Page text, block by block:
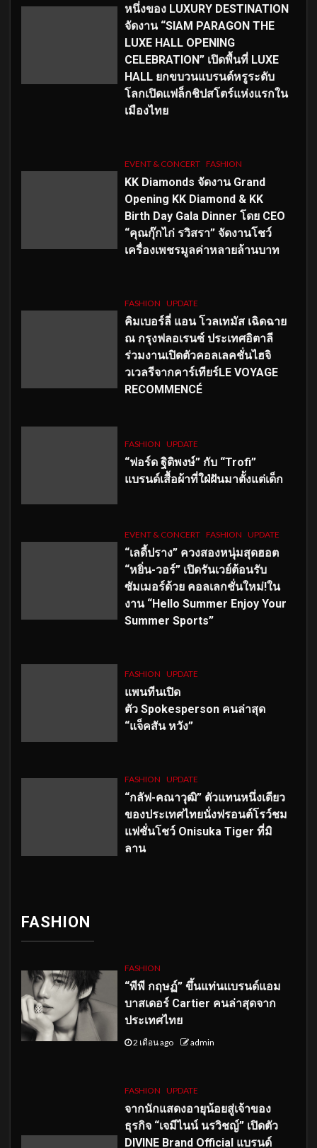
หนึ่งของ LUXURY DESTINATION
จัดงาน “SIAM PARAGON THE
LUXE HALL OPENING
CELEBRATION” เปิดพื้นที่ LUXE
HALL ยกขบวนแบรนด์หรูระดับ
โลกเปิดแฟล็กชิปสโตร์แห่งแรกใน
เมืองไทย
EVENT & CONCERT FASHION
KK Diamonds จัดงาน Grand
Opening KK Diamond & KK
Birth Day Gala Dinner โดย CEO
“คุณกุ๊กไก่ รวิสรา” จัดงานโชว์
เครื่องเพชรมูลค่าหลายล้านบาท
FASHION UPDATE
คิมเบอร์ลี่ แอน โวลเทมัส เฉิดฉาย
ณ กรุงฟลอเรนซ์ ประเทศอิตาลี
ร่วมงานเปิดตัวคอลเลคชั่นไฮจิ
วเวลรีจากคาร์เทียร์LE VOYAGE
RECOMMENCÉ
FASHION UPDATE
“ฟอร์ด ฐิติพงษ์” กับ “Trofi”
แบรนด์เสื้อผ้าที่ใฝ่ฝันมาตั้งแต่เด็ก
EVENT & CONCERT FASHION UPDATE
“เลดี้ปราง” ควงสองหนุ่มสุดฮอต
“หยิ่น-วอร์” เปิดรันเวย์ต้อนรับ
ซัมเมอร์ด้วย คอลเลกชั่นใหม่!ใน
งาน “Hello Summer Enjoy Your
Summer Sports”
FASHION UPDATE
แพนทีนเปิด
ตัว Spokesperson คนล่าสุด
“แจ็คสัน หวัง”
FASHION UPDATE
“กลัฟ-คณาวุฒิ” ตัวแทนหนึ่งเดียว
ของประเทศไทยนั่งฟรอนต์โรว์ชม
แฟชั่นโชว์ Onisuka Tiger ที่มิ
ลาน
FASHION
FASHION
“พีพี กฤษฏ์” ขึ้นแท่นแบรนด์แอม
บาสเดอร์ Cartier คนล่าสุดจาก
ประเทศไทย
2 เดือน ago admin
FASHION UPDATE
จากนักแสดงอายุน้อยสู่เจ้าของ
ธุรกิจ “เจมีไนน์ นรวิชญ์” เปิดตัว
DIVINE Brand Official แบรนด์